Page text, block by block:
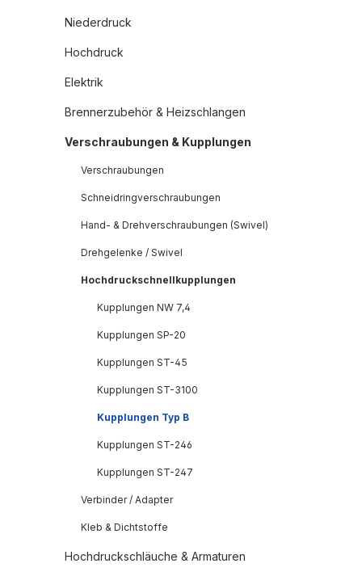
Niederdruck
Hochdruck
Elektrik
Brennerzubehör & Heizschlangen
Verschraubungen & Kupplungen
Verschraubungen
Schneidringverschraubungen
Hand- & Drehverschraubungen (Swivel)
Drehgelenke / Swivel
Hochdruckschnellkupplungen
Kupplungen NW 7,4
Kupplungen SP-20
Kupplungen ST-45
Kupplungen ST-3100
Kupplungen Typ B
Kupplungen ST-246
Kupplungen ST-247
Verbinder / Adapter
Kleb & Dichtstoffe
Hochdruckschläuche & Armaturen